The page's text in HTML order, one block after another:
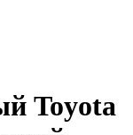
Toyota